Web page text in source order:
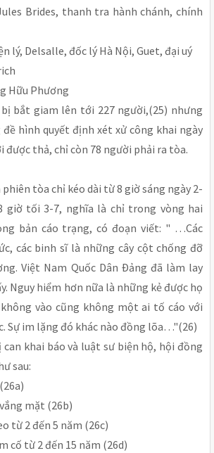
Brides, thanh tra hành chánh, chính
lý, Delsalle, đốc lý Hà Nội, Guet, đại uý
Hữu Phương
bị bắt giam lên tới 227 người,(25) nhưng
hình quyết định xét xử công khai ngày
được thả, chỉ còn 78 người phải ra tòa.
tòa chỉ kéo dài từ 8 giờ sáng ngày 2-
giờ tối 3-7, nghĩa là chỉ trong vòng hai
bản cáo trạng, có đoạn viết: " …Các
các binh sĩ là những cây cột chống đỡ
Việt Nam Quốc Dân Ðảng đã làm lay
Nguy hiểm hơn nữa là những kẻ được họ
vào cũng không một ai tố cáo với
Sự im lặng đó khác nào đồng lõa…"(26)
can khai báo và luật sư biện hộ, hội đồng
sau:
mặt (26b)
từ 2 đến 5 năm (26c)
cố từ 2 đến 15 năm (26d)